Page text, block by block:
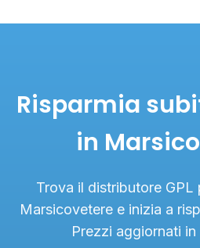
Risparmia
in
Trova il distributore GPL
Marsicovetere e inizia a
Prezzi aggiornati in